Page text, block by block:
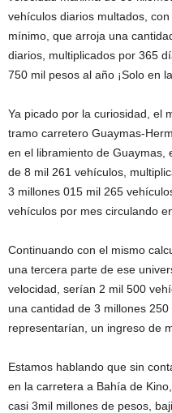
vehículos diarios multados,
mínimo, que arroja una
diarios, multiplicados por 365
750 mil pesos al año ¡Solo en
Ya picado por la curiosidad, el
tramo carretero Guaymas-
en el libramiento de Guaymas,
de 8 mil 261 vehículos,
3 millones 015 mil 265
vehículos por mes circulando
Continuando con el mismo
una tercera parte de ese
velocidad, serían 2 mil 500
una cantidad de 3 millones
representarían, un ingreso de
Estamos hablando que sin
en la carretera a Bahía de
casi 3mil millones de pesos,